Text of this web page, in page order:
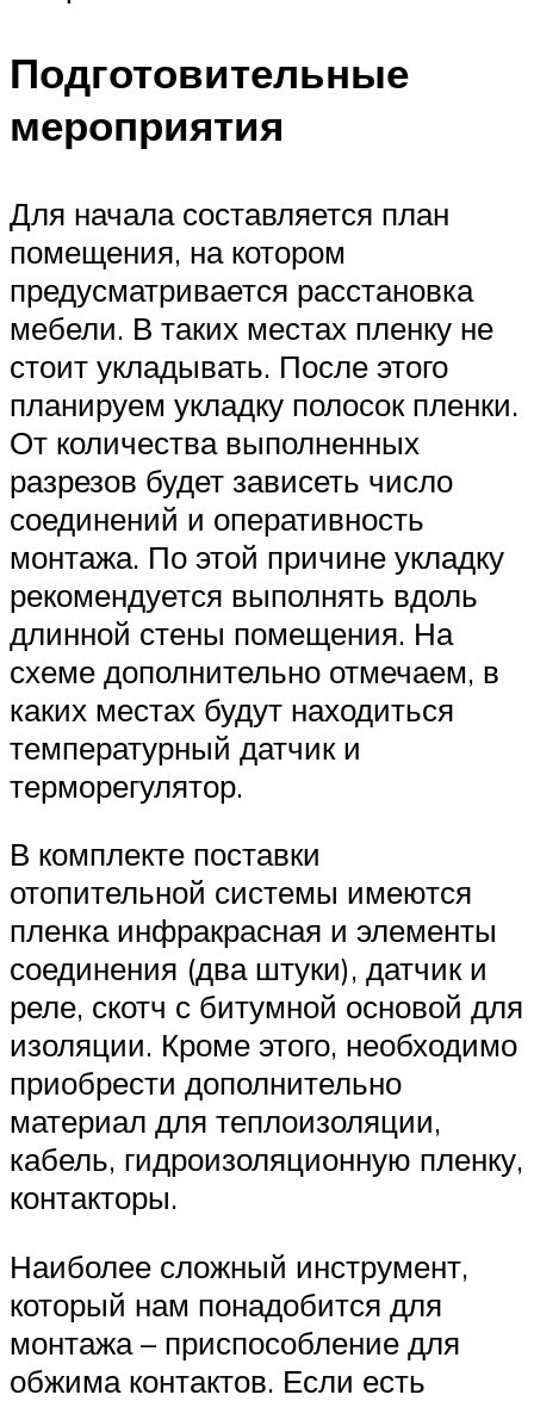
Подготовительные
мероприятия
Для начала составляется план
помещения, на котором
предусматривается расстановка
мебели. В таких местах пленку не
стоит укладывать. После этого
планируем укладку полосок пленки.
От количества выполненных
разрезов будет зависеть число
соединений и оперативность
монтажа. По этой причине укладку
рекомендуется выполнять вдоль
длинной стены помещения. На
схеме дополнительно отмечаем, в
каких местах будут находиться
температурный датчик и
терморегулятор.
В комплекте поставки
отопительной системы имеются
пленка инфракрасная и элементы
соединения (два штуки), датчик и
реле, скотч с битумной основой для
изоляции. Кроме этого, необходимо
приобрести дополнительно
материал для теплоизоляции,
кабель, гидроизоляционную пленку,
контакторы.
Наиболее сложный инструмент,
который нам понадобится для
монтажа – приспособление для
обжима контактов. Если есть